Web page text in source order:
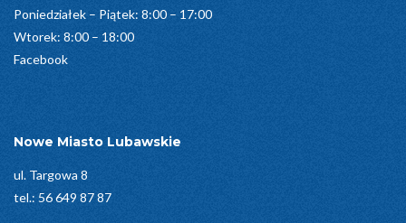
Poniedziałek – Piątek: 8:00 – 17:00
Wtorek: 8:00 – 18:00
Facebook
Nowe Miasto Lubawskie
ul. Targowa 8
tel.: 56 649 87 87